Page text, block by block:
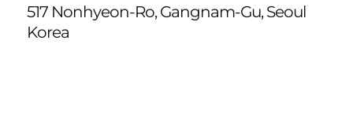
517 Nonhyeon-Ro, Gangnam-Gu, Seoul
Korea